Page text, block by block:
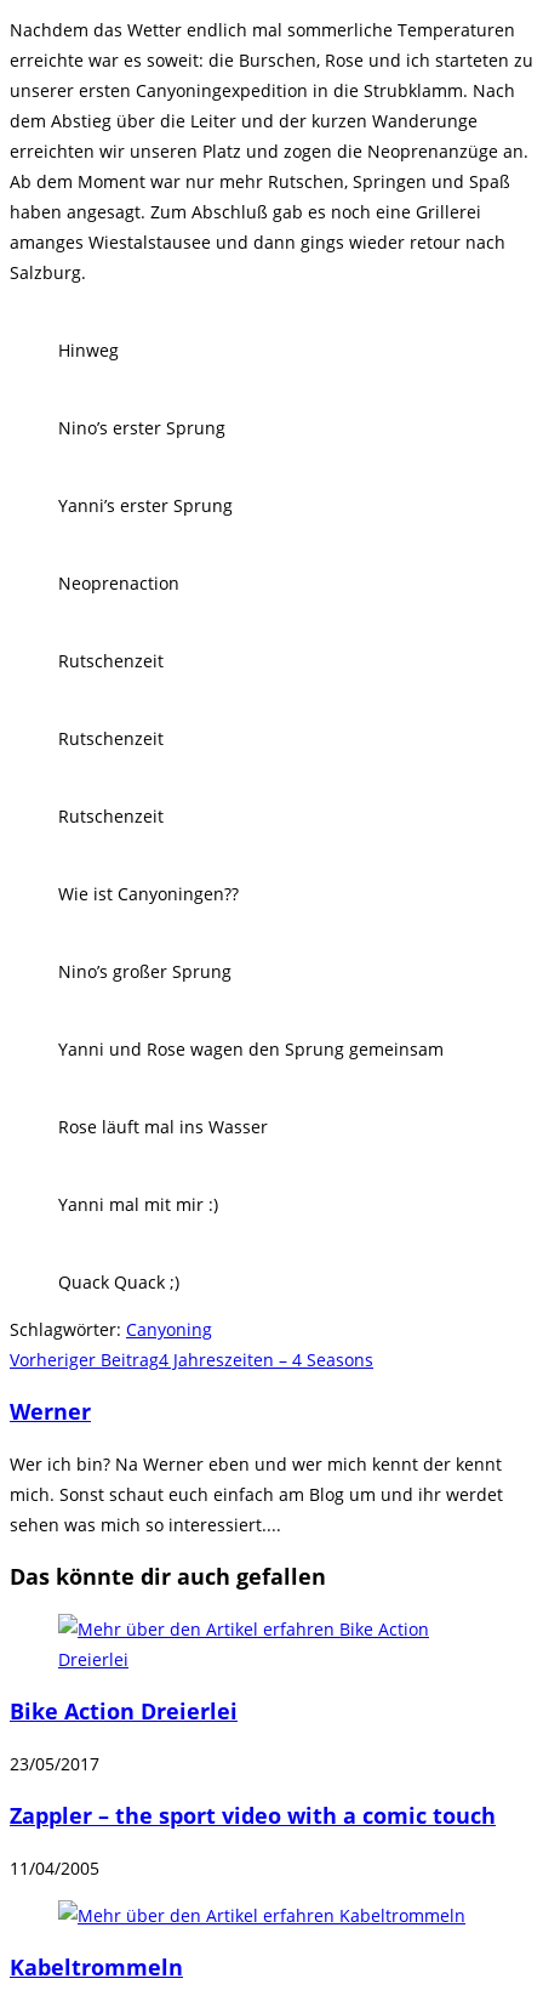
Nachdem das Wetter endlich mal sommerliche Temperaturen
erreichte war es soweit: die Burschen, Rose und ich starteten zu
unserer ersten Canyoningexpedition in die Strubklamm. Nach
dem Abstieg über die Leiter und der kurzen Wanderunge
erreichten wir unseren Platz und zogen die Neoprenanzüge an.
Ab dem Moment war nur mehr Rutschen, Springen und Spaß
haben angesagt. Zum Abschluß gab es noch eine Grillerei
amanges Wiestalstausee und dann gings wieder retour nach
Salzburg.
Hinweg
Nino’s erster Sprung
Yanni’s erster Sprung
Neoprenaction
Rutschenzeit
Rutschenzeit
Rutschenzeit
Wie ist Canyoningen??
Nino’s großer Sprung
Yanni und Rose wagen den Sprung gemeinsam
Rose läuft mal ins Wasser
Yanni mal mit mir :)
Quack Quack ;)
Schlagwörter: Canyoning
Weitere
ansehen
Vorheriger Beitrag4 Jahreszeiten – 4 Seasons
Werner
Wer ich bin? Na Werner eben und wer mich kennt der kennt
mich. Sonst schaut euch einfach am Blog um und ihr werdet
sehen was mich so interessiert....
Das könnte dir auch gefallen
Bike Action Dreierlei
23/05/2017
Zappler – the sport video with a comic touch
11/04/2005
Kabeltrommeln